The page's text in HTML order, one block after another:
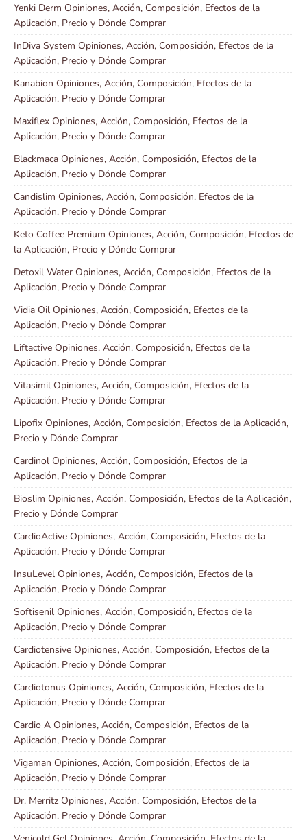
Yenki Derm Opiniones, Acción, Composición, Efectos de la
Aplicación, Precio y Dónde Comprar
InDiva System Opiniones, Acción, Composición, Efectos de la
Aplicación, Precio y Dónde Comprar
Kanabion Opiniones, Acción, Composición, Efectos de la
Aplicación, Precio y Dónde Comprar
Maxiflex Opiniones, Acción, Composición, Efectos de la
Aplicación, Precio y Dónde Comprar
Blackmaca Opiniones, Acción, Composición, Efectos de la
Aplicación, Precio y Dónde Comprar
Candislim Opiniones, Acción, Composición, Efectos de la
Aplicación, Precio y Dónde Comprar
Keto Coffee Premium Opiniones, Acción, Composición, Efectos de
la Aplicación, Precio y Dónde Comprar
Detoxil Water Opiniones, Acción, Composición, Efectos de la
Aplicación, Precio y Dónde Comprar
Vidia Oil Opiniones, Acción, Composición, Efectos de la
Aplicación, Precio y Dónde Comprar
Liftactive Opiniones, Acción, Composición, Efectos de la
Aplicación, Precio y Dónde Comprar
Vitasimil Opiniones, Acción, Composición, Efectos de la
Aplicación, Precio y Dónde Comprar
Lipofix Opiniones, Acción, Composición, Efectos de la Aplicación,
Precio y Dónde Comprar
Cardinol Opiniones, Acción, Composición, Efectos de la
Aplicación, Precio y Dónde Comprar
Bioslim Opiniones, Acción, Composición, Efectos de la Aplicación,
Precio y Dónde Comprar
CardioActive Opiniones, Acción, Composición, Efectos de la
Aplicación, Precio y Dónde Comprar
InsuLevel Opiniones, Acción, Composición, Efectos de la
Aplicación, Precio y Dónde Comprar
Softisenil Opiniones, Acción, Composición, Efectos de la
Aplicación, Precio y Dónde Comprar
Cardiotensive Opiniones, Acción, Composición, Efectos de la
Aplicación, Precio y Dónde Comprar
Cardiotonus Opiniones, Acción, Composición, Efectos de la
Aplicación, Precio y Dónde Comprar
Cardio A Opiniones, Acción, Composición, Efectos de la
Aplicación, Precio y Dónde Comprar
Vigaman Opiniones, Acción, Composición, Efectos de la
Aplicación, Precio y Dónde Comprar
Dr. Merritz Opiniones, Acción, Composición, Efectos de la
Aplicación, Precio y Dónde Comprar